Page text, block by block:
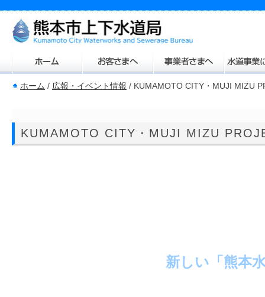
ホーム / 広報・イベント情報 / KUMAMOTO CITY・MUJI MIZU
KUMAMOTO CITY・MUJI MIZU
新しい「熊本